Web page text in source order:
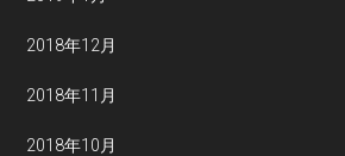
2018年12月
2018年11月
2018年10月